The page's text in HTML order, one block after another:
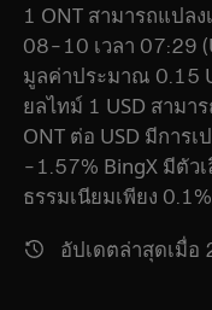
1 ONT สามารถแปล
08-10 เวลา 07:29
มูลค่าประมาณ 0.15
ยลไทม์ 1 USD สาม
ONT ต่อ USD มีการ
-1.57% BingX มีตัว
ธรรมเนียมเพียง 0.1%
อัปเดตล่าสุดเมื่